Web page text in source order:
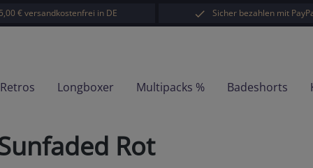
€ versandkostenfrei in DE Sicher bezahlen mit
Longboxer Multipacks % Badeshorts
Rot